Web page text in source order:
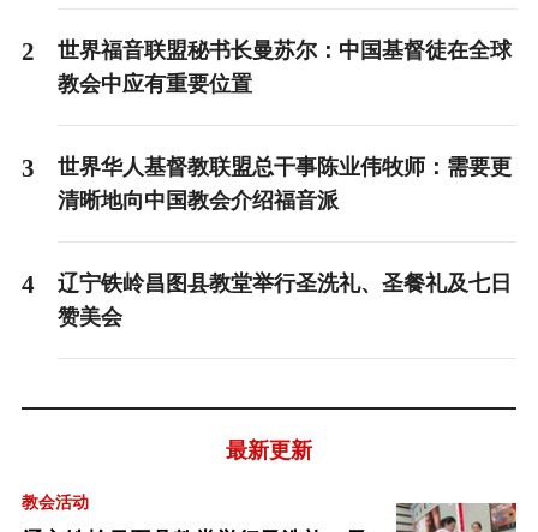
2
世界福音联盟秘书长曼苏尔：中国基督徒在全球
教会中应有重要位置
3
世界华人基督教联盟总干事陈业伟牧师：需要更
清晰地向中国教会介绍福音派
4
辽宁铁岭昌图县教堂举行圣洗礼、圣餐礼及七日
赞美会
最新更新
教会活动